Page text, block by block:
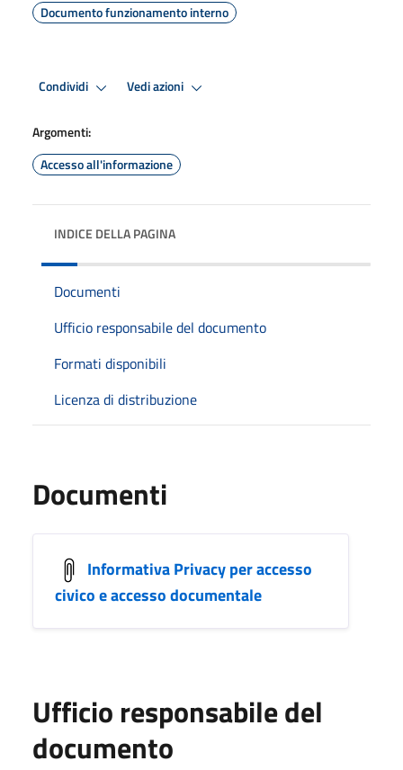
Documento funzionamento interno
Condividi Vedi azioni
Argomenti:
Accesso all'informazione
INDICE DELLA PAGINA
Documenti
Ufficio responsabile del documento
Formati disponibili
Licenza di distribuzione
Documenti
Informativa Privacy per accesso
civico e accesso documentale
Ufficio responsabile del
documento